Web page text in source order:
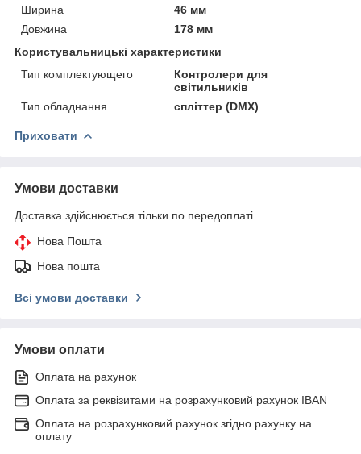
Ширина
46 мм
Довжина
178 мм
Користувальницькі характеристики
Тип комплектующего
Контролери для
світильників
Тип обладнання
спліттер (DMX)
Приховати
Умови доставки
Доставка здійснюється тільки по передоплаті.
Нова Пошта
Нова пошта
Всі умови доставки
Умови оплати
Оплата на рахунок
Оплата за реквізитами на розрахунковий рахунок IBAN
Оплата на розрахунковий рахунок згідно рахунку на
оплату